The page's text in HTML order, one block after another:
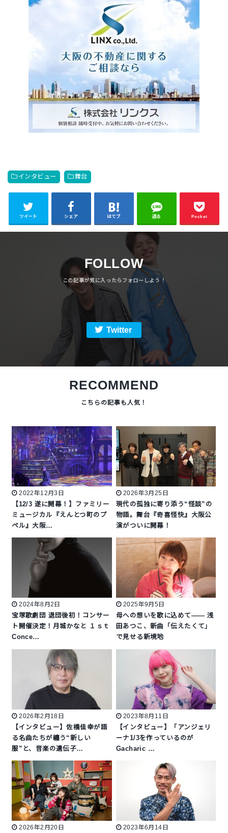
インタビュー 舞台
ツイート シェア はてブ 送る Pocket
FOLLOW
Twitter
RECOMMEND
2022年12月3日
【12/3 遂に開幕！】ファミリー
ミュージカル『えんとつ町のプ
ペル』大阪…
2026年3月25日
現代の孤独に寄り添う“怪談”の
物語。舞台『奇喜怪快』大阪公
演がついに開幕！
2024年8月2日
宝塚歌劇団 退団後初！コンサー
ト開催決定！月城かなと １ｓｔ
Conce…
2025年9月5日
母への想いを歌に込めて—— 浅
田あつこ、新曲「伝えたくて」
で見せる新境地
2026年2月18日
【インタビュー】佐橋佳幸が語
る名曲たちが纏う“新しい
服”と、音楽の遺伝子…
2023年8月11日
【インタビュー】「アンジェリ
ーナ1/3を作っているのが
Gacharic …
2026年2月20日 2023年6月14日